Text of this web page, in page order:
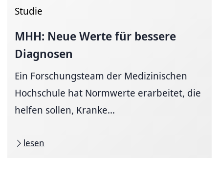
Studie
MHH: Neue Werte für bessere
Diagnosen
Ein Forschungsteam der Medizinischen
Hochschule hat Normwerte erarbeitet, die
helfen sollen, Kranke...
lesen